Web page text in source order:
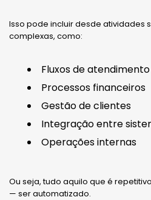
Isso pode incluir desde atividades
complexas, como:
Fluxos de atendimento
Processos financeiros
Gestão de clientes
Integração entre
Operações internas
Ou seja, tudo aquilo que é
— ser automatizado.